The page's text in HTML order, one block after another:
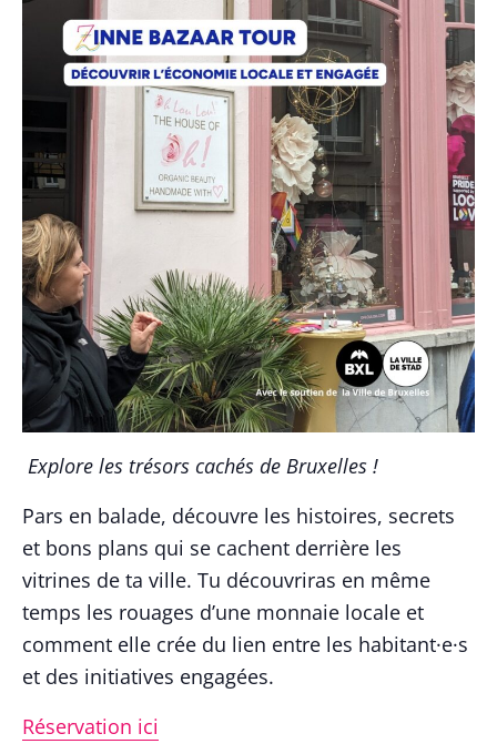
Explore les trésors cachés de Bruxelles !
Pars en balade, découvre les histoires, secrets
et bons plans qui se cachent derrière les
vitrines de ta ville. Tu découvriras en même
temps les rouages d’une monnaie locale et
comment elle crée du lien entre les habitant·e·s
et des initiatives engagées.
Réservation ici